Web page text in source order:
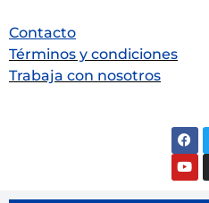
Contacto
Términos y condiciones
Trabaja con nosotros